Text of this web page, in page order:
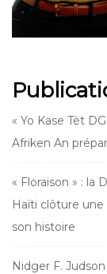
« Yo Kase Tèt
Afriken An
« Floraison » : la
Haïti clôture
son histoire
Nidger F.